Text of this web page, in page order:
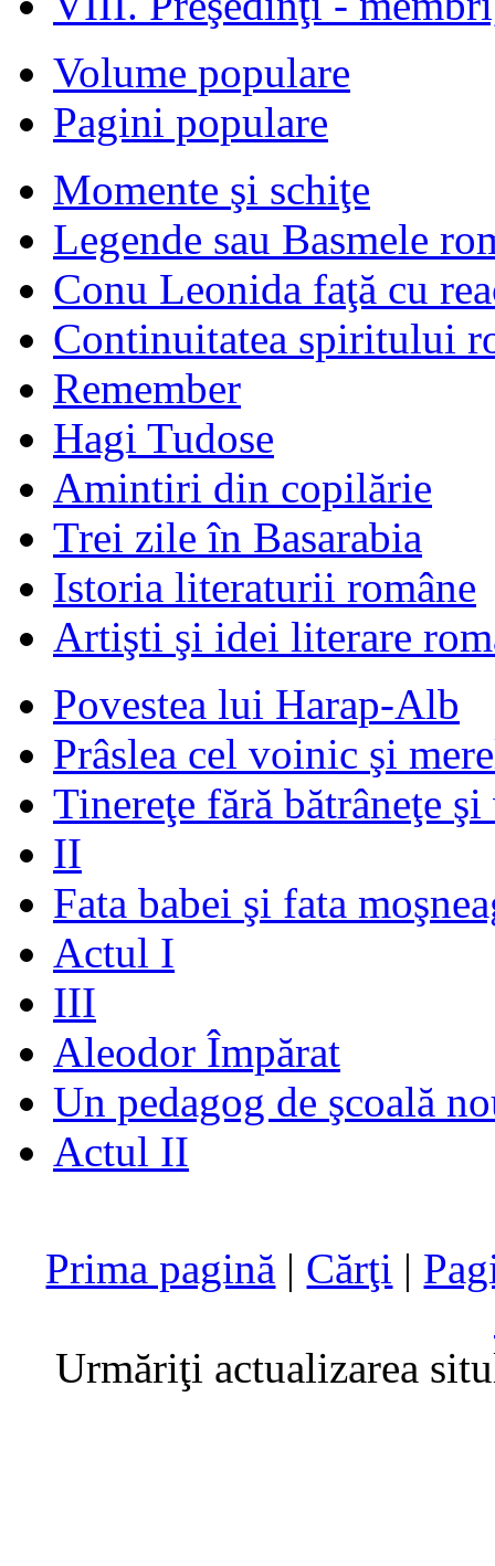
Volume populare
Pagini populare
Momente şi schiţe
Legende sau Basmele
Conu Leonida faţă cu
Continuitatea spiritului
Remember
Hagi Tudose
Amintiri din copilărie
Trei zile în Basarabia
Istoria literaturii române
Artişti şi idei literare
Povestea lui Harap-Alb
Prâslea cel voinic şi
Tinereţe fără bătrâneţe
II
Fata babei şi fata
Actul I
III
Aleodor Împărat
Un pedagog de şcoală
Actul II
Prima pagină | Cărţi |
Urmăriţi actualizarea